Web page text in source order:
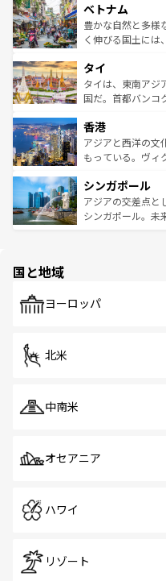
参照してほしい。
容にもいいと評判
が味わ
照してほしい。
き、地方に足を延
できる。そして、
まで、さまざまな
リティに包まれな
覧を参照してほし
ベトナム
豊かな自然と多様
く伸びる国土には
急速な発展と共に
ーチミン市のフラ
醸し出している。
とつ。フォーやバ
ひ現地で味わいた
が旅行者を迎えて
参照してほしい。
タイ
タイは、東南アジ
国だ。首都バンコ
の活気が交差して
帯で自然と触れ合
いビーチでリゾー
激する。気候は一
が待っている。親
た文化、そして多
香港
アジアと西洋の文
もっている。ヴィ
み、どこを訪れて
ており、効率よく
うな絶景から文化
シンガポール
アジアの交差点と
シンガポール。未
で、ホーカーズは
国と地域
ヨーロッパ
北米
中南米
オセアニア
ハワイ
リゾート